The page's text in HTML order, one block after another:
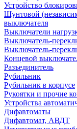
Устройство
Шунтовой
выключателя
Выключатели
Выключатель-
Выключатель-
Концевой
Разъединитель
Рубильник
Рубильник в корпусе
Рукоятки и прочие
Устройства
Дифавтоматы
Дифавтомат, АВДТ